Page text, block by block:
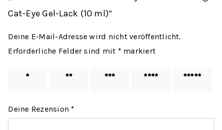
Cat-Eye Gel-Lack (10 ml)“
Deine E-Mail-Adresse wird nicht veröffentlicht.
Erforderliche Felder sind mit * markiert
1 von
2 von
3 von
4 von
5 von
Deine Rezension *